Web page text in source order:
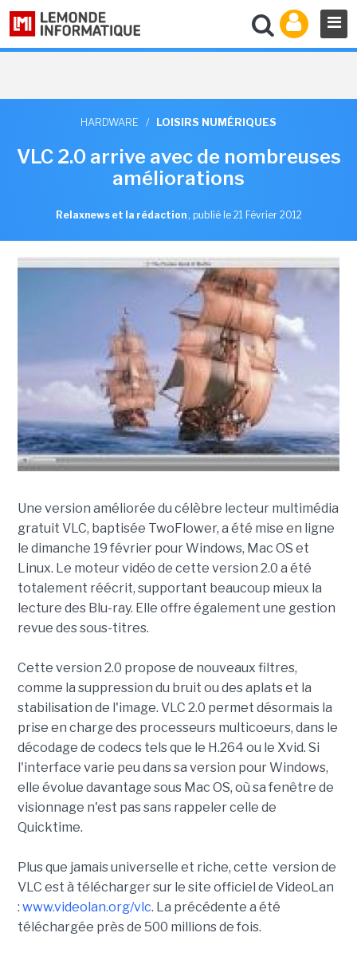
HARDWARE / LOISIRS NUMÉRIQUES
VLC 2.0 arrive avec de nombreuses
améliorations
Relaxnews et la rédaction , publié le 21 Février 2012
Une version améliorée du célèbre lecteur multimédia
gratuit VLC, baptisée TwoFlower, a été mise en ligne
le dimanche 19 février pour Windows, Mac OS et
Linux. Le moteur vidéo de cette version 2.0 a été
totalement réécrit, supportant beaucoup mieux la
lecture des Blu-ray. Elle offre également une gestion
revue des sous-titres.
Cette version 2.0 propose de nouveaux filtres,
comme la suppression du bruit ou des aplats et la
stabilisation de l'image. VLC 2.0 permet désormais la
prise en charge des processeurs multicoeurs, dans le
décodage de codecs tels que le H.264 ou le Xvid. Si
l'interface varie peu dans sa version pour Windows,
elle évolue davantage sous Mac OS, où sa fenêtre de
visionnage n'est pas sans rappeler celle de
Quicktime.
Plus que jamais universelle et riche, cette version de
VLC est à télécharger sur le site officiel de VideoLan
: www.videolan.org/vlc. La précédente a été
téléchargée près de 500 millions de fois.